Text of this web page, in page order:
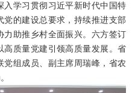
学习贯彻习近平新时代中国特
的建设总要求，持续推进支部
力助推乡村全面振兴。六方签订
高质量党建引领高质量发展。省
组成员、副主席周瑞峰，省农